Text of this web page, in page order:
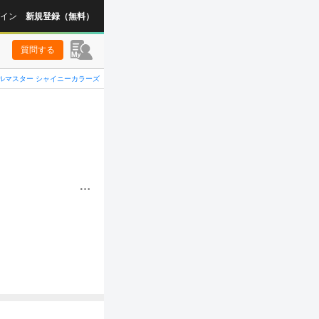
ン 新規登録（無料）
質問する
マスター シャイニーカラーズ